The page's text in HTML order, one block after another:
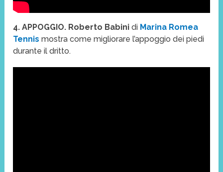
4. APPOGGIO. Roberto Babini di Marina Romea
Tennis mostra come migliorare l’appoggio dei piedi
durante il dritto.